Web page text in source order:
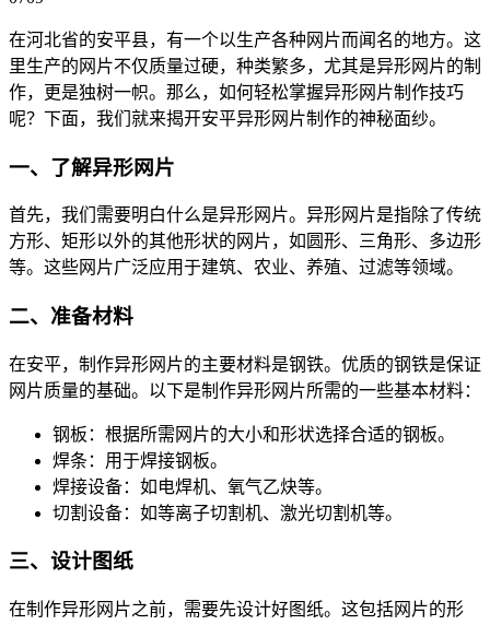
在河北省的安平县，有一个以生产各种网片而闻名的地方。这
里生产的网片不仅质量过硬，种类繁多，尤其是异形网片的制
作，更是独树一帜。那么，如何轻松掌握异形网片制作技巧
呢？下面，我们就来揭开安平异形网片制作的神秘面纱。
一、了解异形网片
首先，我们需要明白什么是异形网片。异形网片是指除了传统
方形、矩形以外的其他形状的网片，如圆形、三角形、多边形
等。这些网片广泛应用于建筑、农业、养殖、过滤等领域。
二、准备材料
在安平，制作异形网片的主要材料是钢铁。优质的钢铁是保证
网片质量的基础。以下是制作异形网片所需的一些基本材料：
钢板：根据所需网片的大小和形状选择合适的钢板。
焊条：用于焊接钢板。
焊接设备：如电焊机、氧气乙炔等。
切割设备：如等离子切割机、激光切割机等。
三、设计图纸
在制作异形网片之前，需要先设计好图纸。这包括网片的形